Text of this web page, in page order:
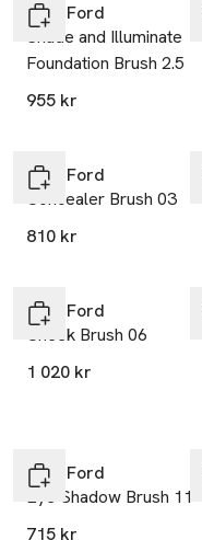
Tom Ford
Shade and Illuminate
Foundation Brush 2.5
955 kr
Tom Ford
Concealer Brush 03
810 kr
Tom Ford
Cheek Brush 06
1 020 kr
Tom Ford
Eye Shadow Brush 11
715 kr